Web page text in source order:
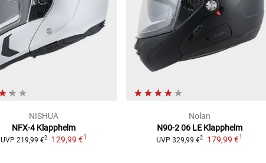
NISHUA
NFX-4 Klapphelm
UVP 219,99 €2 129,99 €1
Nolan
N90-2 06 LE Klapphelm
UVP 329,99 €2 179,99 €1